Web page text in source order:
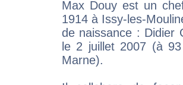
Max Douy est un
1914 à Issy-les-
de naissance : Didier
le 2 juillet 2007 (à
Marne).